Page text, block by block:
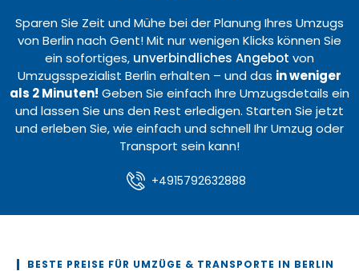
Sparen Sie Zeit und Mühe bei der Planung Ihres Umzugs
von Berlin nach Gent! Mit nur wenigen Klicks können Sie
ein sofortiges, unverbindliches Angebot von
Umzugsspezialist Berlin erhalten – und das in weniger
als 2 Minuten! Geben Sie einfach Ihre Umzugsdetails ein
und lassen Sie uns den Rest erledigen. Starten Sie jetzt
und erleben Sie, wie einfach und schnell Ihr Umzug oder
Transport sein kann!
+4915792632888
BESTE PREISE FÜR UMZÜGE & TRANSPORTE IN BERLIN